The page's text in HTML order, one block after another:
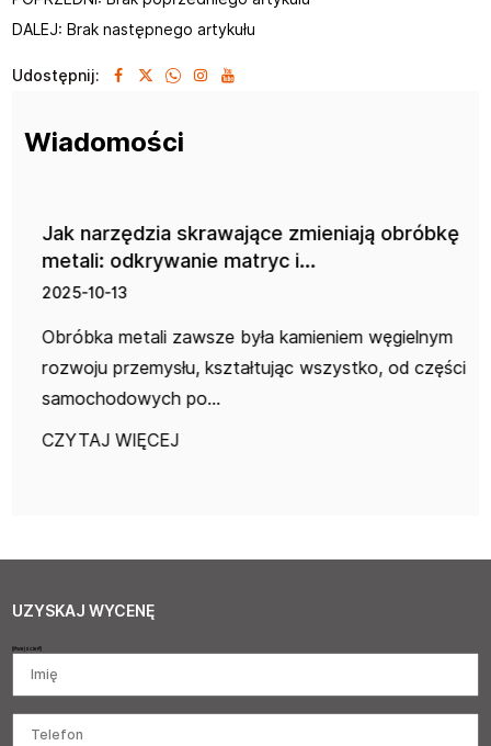
DALEJ: Brak następnego artykułu
Udostępnij:
Wiadomości
Jak narzędzia skrawające zmieniają obróbkę
metali: odkrywanie matryc i...
2025-10-13
Obróbka metali zawsze była kamieniem węgielnym
rozwoju przemysłu, kształtując wszystko, od części
samochodowych po...
CZYTAJ WIĘCEJ
UZYSKAJ WYCENĘ
[#wejście#]